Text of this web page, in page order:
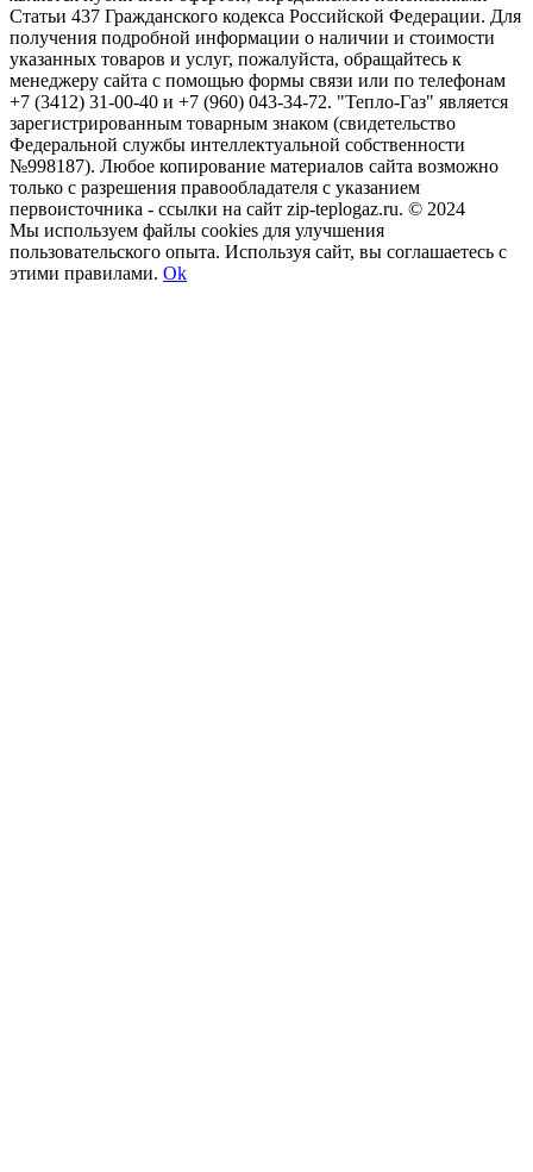
Статьи 437 Гражданского кодекса Российской Федерации. Для
получения подробной информации о наличии и стоимости
указанных товаров и услуг, пожалуйста, обращайтесь к
менеджеру сайта с помощью формы связи или по телефонам
+7 (3412) 31-00-40 и +7 (960) 043-34-72. "Тепло-Газ" является
зарегистрированным товарным знаком (свидетельство
Федеральной службы интеллектуальной собственности
№998187). Любое копирование материалов сайта возможно
только с разрешения правообладателя с указанием
первоисточника - ссылки на сайт zip-teplogaz.ru. © 2024
Мы используем файлы сookies для улучшения
пользовательского опыта. Используя сайт, вы соглашаетесь с
этими правилами. Ok